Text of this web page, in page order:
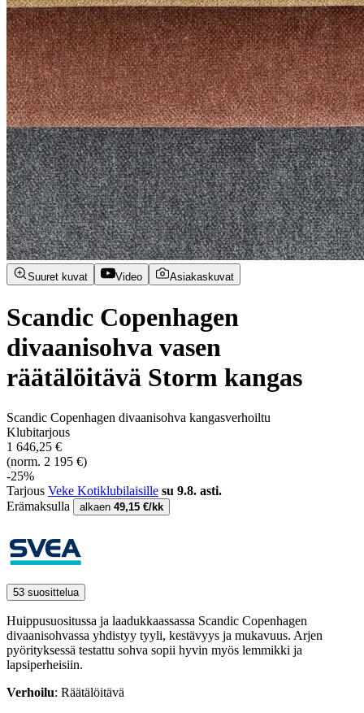
Suuret kuvat Video Asiakaskuvat
Scandic Copenhagen
divaanisohva vasen
räätälöitävä Storm kangas
Scandic Copenhagen divaanisohva kangasverhoiltu
Klubitarjous
1 646,25 €
(norm. 2 195 €)
-25%
Tarjous Veke Kotiklubilaisille su 9.8. asti.
Erämaksulla
alkaen 49,15 €/kk
53 suosittelua
Huippusuositussa ja laadukkaassassa Scandic Copenhagen
divaanisohvassa yhdistyy tyyli, kestävyys ja mukavuus. Arjen
pyörityksessä testattu sohva sopii hyvin myös lemmikki ja
lapsiperheisiin.
Verhoilu: Räätälöitävä